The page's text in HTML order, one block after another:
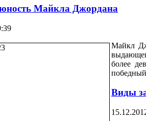
юность Майкла Джордана
Майкл
более
Виды